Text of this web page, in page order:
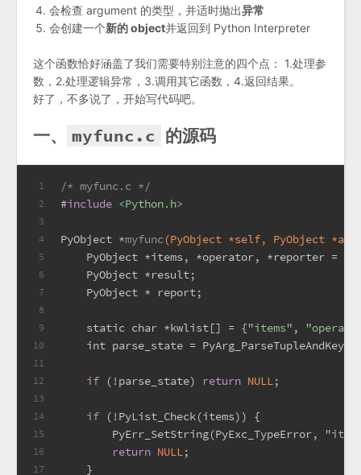
会检查 argument 的类型，并适时抛出异常
会创建一个新的 object并返回到 Python Interpreter
这个函数恰好涵盖了我们需要特别注意的四个点： 1.处理参
数，2.处理逻辑异常，3.调用其它函数，4.返回结果。
好了，不多说了，开始写代码吧。
一、 myfunc.c 的源码
1
2
3
4
5
6
7
8
9
10
11
12
13
14
15
16
17
/* myfunc.c */
#include <Python.h>
PyObject *myfunc(PyObject *self, PyObject
    PyObject *items, *operator, *reporter =
    PyObject *result;
    PyObject * report;
static char *kwlist[] = {"items" ,
int parse_state =
if (!parse_state) return NULL ;
if (!PyList_Check(items)) {
        PyErr_SetString(PyExc_TypeError,
return NULL ;
    }